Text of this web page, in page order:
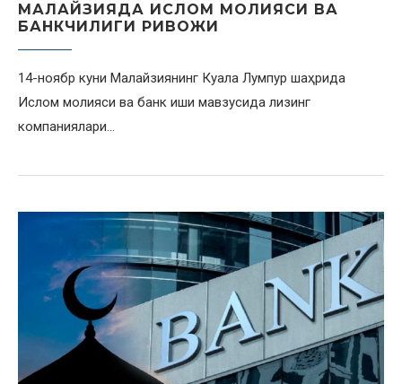
МАЛАЙЗИЯДА ИСЛОМ МОЛИЯСИ ВА
БАНКЧИЛИГИ РИВОЖИ
14-ноябр куни Малайзиянинг Куала Лумпур шаҳрида
Ислом молияси ва банк иши мавзусида лизинг
компаниялари…